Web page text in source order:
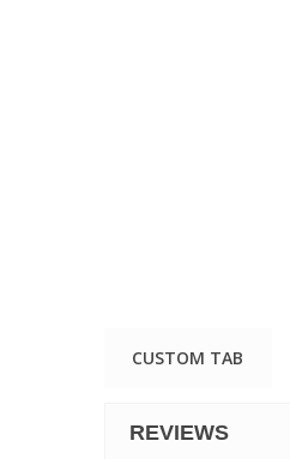
CUSTOM TAB
REVIEWS